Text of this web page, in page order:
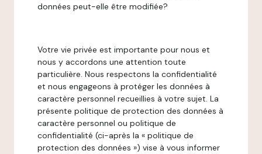
données peut-elle être modifiée?
Votre vie privée est importante pour nous et
nous y accordons une attention toute
particulière. Nous respectons la confidentialité
et nous engageons à protéger les données à
caractère personnel recueillies à votre sujet. La
présente politique de protection des données à
caractère personnel ou politique de
confidentialité (ci-après la « politique de
protection des données ») vise à vous informer